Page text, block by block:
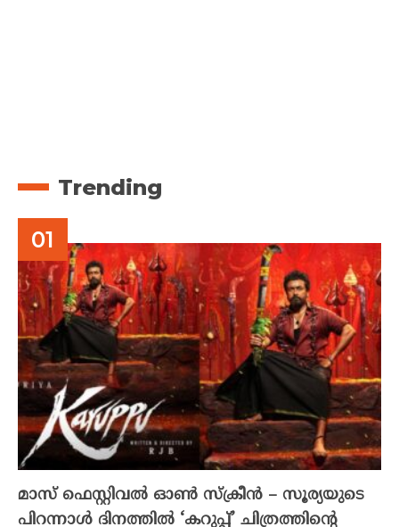
Trending
മാസ് ഫെസ്റ്റിവൽ ഓൺ സ്‌ക്രീൻ – സൂര്യയുടെ
പിറന്നാൾ ദിനത്തിൽ ‘കറുപ്പ്’ ചിത്രത്തിന്റെ